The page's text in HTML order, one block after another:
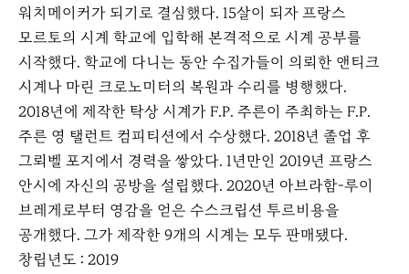
워치메이커가 되기로 결심했다. 15살이 되자 프랑스
모르토의 시계 학교에 입학해 본격적으로 시계 공부를
시작했다. 학교에 다니는 동안 수집가들이 의뢰한 앤티크
시계나 마린 크로노미터의 복원과 수리를 병행했다.
2018년에 제작한 탁상 시계가 F.P. 주른이 주최하는 F.P.
주른 영 탤런트 컴피티션에서 수상했다. 2018년 졸업 후
그뢰벨 포지에서 경력을 쌓았다. 1년만인 2019년 프랑스
안시에 자신의 공방을 설립했다. 2020년 아브라함-루이
브레게로부터 영감을 얻은 수스크립션 투르비용을
공개했다. 그가 제작한 9개의 시계는 모두 판매됐다.
창립년도 : 2019